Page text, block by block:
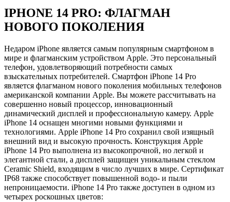
IPHONE 14 PRO: ФЛАГМАН
НОВОГО ПОКОЛЕНИЯ
Недаром iPhone является самым популярным смартфоном в
мире и флагманским устройством Apple. Это персональный
телефон, удовлетворяющий потребности самых
взыскательных потребителей. Смартфон iPhone 14 Pro
является флагманом нового поколения мобильных телефонов
американской компании Apple. Вы можете рассчитывать на
совершенно новый процессор, инновационный
динамический дисплей и профессиональную камеру. Apple
iPhone 14 оснащен многими новыми функциями и
технологиями. Apple iPhone 14 Pro сохранил свой изящный
внешний вид и высокую прочность. Конструкция Apple
iPhone 14 Pro выполнена из высокопрочной, но легкой и
элегантной стали, а дисплей защищен уникальным стеклом
Ceramic Shield, входящим в число лучших в мире. Сертификат
IP68 также способствует повышенной водо- и пыли
непроницаемости. iPhone 14 Pro также доступен в одном из
четырех роскошных цветов: